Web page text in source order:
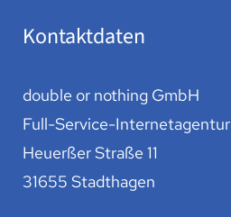
Kontaktdaten
double or nothing GmbH
Full-Service-Internetagentur
Heuerßer Straße 11
31655 Stadthagen